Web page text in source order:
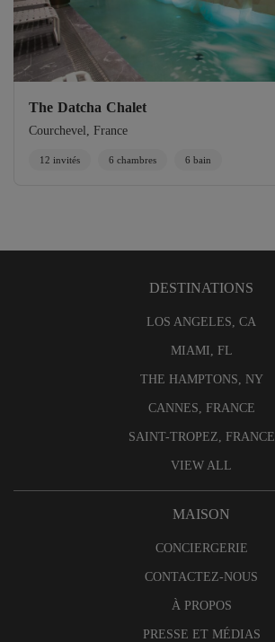
The Datcha Chalet
Courchevel, France
12 invités 6 chambres 6 bain
DESTINATIONS
LOS ANGELES, CA
MIAMI, FL
THE HAMPTONS, NY
CANNES, FRANCE
SAINT-TROPEZ, FRANCE
VIEW ALL
MAISON
CONCIERGERIE
CONTACTEZ-NOUS
À PROPOS
PRESSE ET MÉDIAS